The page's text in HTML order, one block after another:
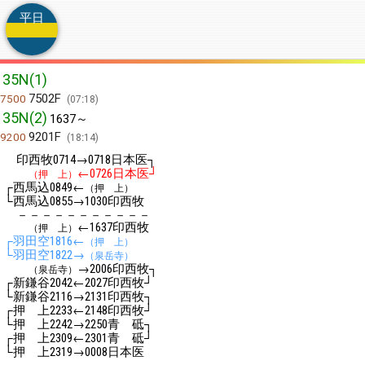
平日
35N(1)
7500 7502F 07:18
35N(2) 1637～
9200 9201F 18:14
印西牧0714→0718日本医┐
（押 上） ←0726日本医┘
┌西馬込0849← （押 上）
└西馬込0855→1030印西牧
－－－－－－－－－－－
（押 上） ←1637印西牧
┌羽田空1816← （押 上）
└羽田空1822→ （泉岳寺）
（泉岳寺） →2006印西牧┐
┌新鎌谷2042←2027印西牧┘
└新鎌谷2116→2131 印西牧┐
┌押 上2233←2148印西牧┘
└押 上2242→2250青 砥┐
┌押 上2309←2301青 砥┘
└押 上2319→0008日本医